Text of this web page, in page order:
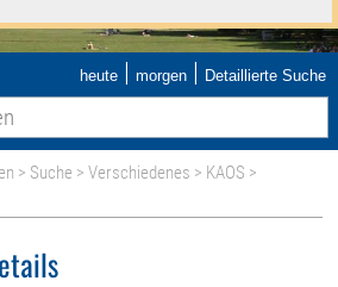
heute | morgen | Detaillierte Suche
> Suche >Verschiedenes > KAOS >